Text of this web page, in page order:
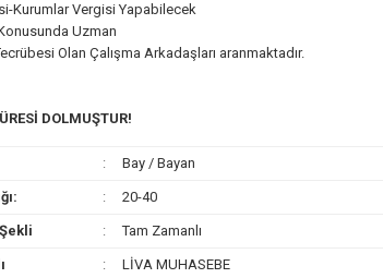
Kurumlar Vergisi Yapabilecek
Uzman
Olan Çalışma Arkadaşları aranmaktadır.
DOLMUŞTUR!
Bay / Bayan
20-40
Tam Zamanlı
LİVA MUHASEBE